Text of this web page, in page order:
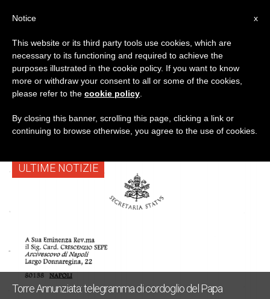
TAG
Posts Tagged ‘torre
Annunziata’
ULTIME NOTIZIE
Torre Annunziata: telegramma di cordoglio del Papa
x
Notice
This website or its third party tools use cookies, which are
necessary to its functioning and required to achieve the
purposes illustrated in the cookie policy. If you want to know
more or withdraw your consent to all or some of the cookies,
please refer to the cookie policy
By closing this banner, scrolling this page, clicking a link or
continuing to browse otherwise, you agree to the use of cookies.